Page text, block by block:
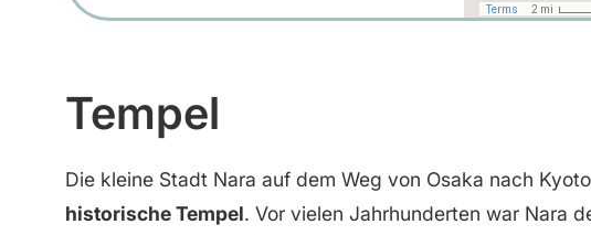
Tempel
Die kleine Stadt Nara auf dem Weg von Osaka nach
historische Tempel. Vor vielen Jahrhunderten war Nara